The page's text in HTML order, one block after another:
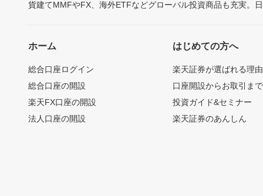
貨建てMMFやFX、海外ETFなどグローバル投資商品も充実。
ホーム
総合口座ログイン
総合口座の開設
楽天FX口座の開設
法人口座の開設
はじめての方へ
楽天証券が選ばれる理由
口座開設からお取引ま
投資ガイド&セミナー
楽天証券のあんしん